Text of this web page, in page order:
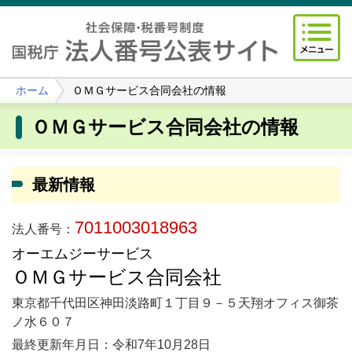
ホーム ＯＭＧサービス合同会社の情報
ＯＭＧサービス合同会社の情報
最新情報
法人番号： 7011003018963
オーエムジーサービス
ＯＭＧサービス合同会社
東京都千代田区神田淡路町１丁目９－５天翔オフィス御茶
ノ水６０７
最終更新年月日：令和7年10月28日